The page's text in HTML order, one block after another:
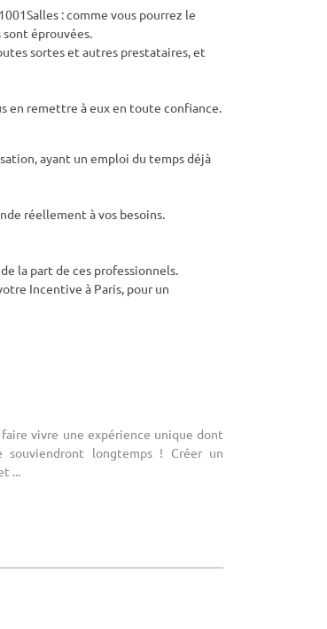
: comme vous pourrez le
éprouvées.
sortes et autres prestataires, et
en remettre à eux en toute confiance.
ayant un emploi du temps déjà
réellement à vos besoins.
la part de ces professionnels.
Incentive à Paris, pour un
vivre une expérience unique dont
souviendront longtemps ! Créer un
...